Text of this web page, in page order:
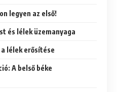
legyen az első!
és lélek üzemanyaga
lélek erősítése
A belső béke